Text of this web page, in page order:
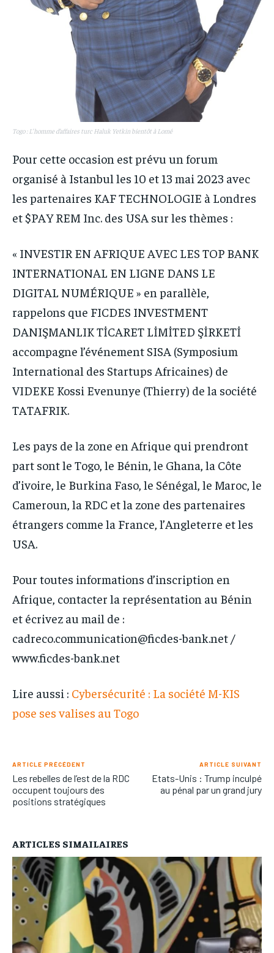
Togo : L’homme d’affaires turc Haluk Yetkin bientôt à Lomé
Pour cette occasion est prévu un forum
organisé à Istanbul les 10 et 13 mai 2023 avec
les partenaires KAF TECHNOLOGIE à Londres
et $PAY REM Inc. des USA sur les thèmes :
« INVESTIR EN AFRIQUE AVEC LES TOP BANK
INTERNATIONAL EN LIGNE DANS LE
DIGITAL NUMÉRIQUE » en parallèle,
rappelons que FICDES INVESTMENT
DANIŞMANLIK TİCARET LİMİTED ŞİRKETİ
accompagne l’événement SISA (Symposium
International des Startups Africaines) de
VIDEKE Kossi Evenunye (Thierry) de la société
TATAFRIK.
Les pays de la zone en Afrique qui prendront
part sont le Togo, le Bénin, le Ghana, la Côte
d’ivoire, le Burkina Faso, le Sénégal, le Maroc, le
Cameroun, la RDC et la zone des partenaires
étrangers comme la France, l’Angleterre et les
USA.
Pour toutes informations d’inscription en
Afrique, contacter la représentation au Bénin
et écrivez au mail de :
cadreco.communication@ficdes-bank.net /
www.ficdes-bank.net
Lire aussi : Cybersécurité : La société M-KIS
pose ses valises au Togo
ARTICLE PRÉCÉDENT
Les rebelles de l’est de la RDC
occupent toujours des
positions stratégiques
ARTICLE SUIVANT
Etats-Unis : Trump inculpé
au pénal par un grand jury
ARTICLES SIMAILAIRES